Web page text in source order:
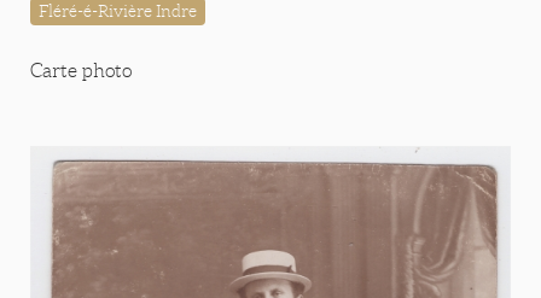
Fléré-é-Rivière Indre
Carte photo